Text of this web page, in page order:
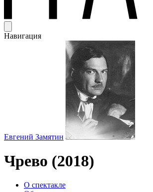
Навигация
Евгений Замятин
Чрево (2018)
О спектакле